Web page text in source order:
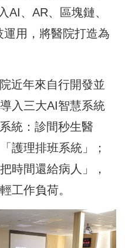
AI、AR、區塊鏈、
用，將醫院打造為
近年來自行開發並
入三大AI智慧系統
統：診間秒生醫
護理排班系統」；
時間還給病人」，
工作負荷。